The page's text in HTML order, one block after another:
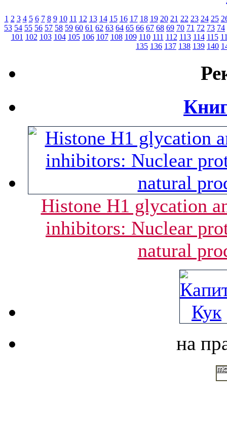
1 2 3 4 5 6 7 8 9 10 11 12 13 14 15 16 17 18 19 20 21 22 23 24 25
53 54 55 56 57 58 59 60 61 62 63 64 65 66 67 68 69 70 71 72 73 74
101 102 103 104 105 106 107 108 109 110 111 112 113 114 115
135 136 137 138 139 140
Histone H1 glycation
inhibitors: Nuclear
natural
на